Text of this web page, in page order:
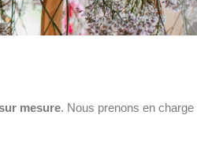
mesure. Nous prenons en charge